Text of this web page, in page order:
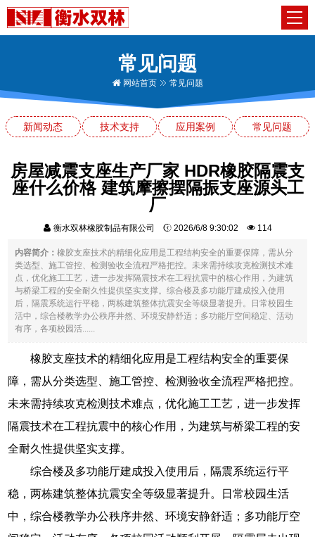
常见问题
网站首页 常见问题
新闻动态 技术支持 应用案例 常见问题
房屋减震支座生产厂家 HDR橡胶隔震支
座什么价格 建筑摩擦摆隔振支座源头工
厂
衡水双林橡胶制品有限公司 2026/6/8 9:30:02 114
内容简介：橡胶支座技术的精细化应用是工程结构安全的重要保障，需从分
类选型、施工管控、检测验收全流程严格把控。未来需持续攻克检测技术难
点，优化施工工艺，进一步发挥隔震技术在工程抗震中的核心作用，为建筑
与桥梁工程的安全耐久性提供坚实支撑。综合楼及多功能厅建成投入使用
后，隔震系统运行平稳，两栋建筑整体抗震安全等级显著提升。日常校园生
活中，综合楼教学办公秩序井然、环境安静舒适；多功能厅空间稳定、活动
有序，各项校园活......
橡胶支座技术的精细化应用是工程结构安全的重要保
障，需从分类选型、施工管控、检测验收全流程严格把控。
未来需持续攻克检测技术难点，优化施工工艺，进一步发挥
隔震技术在工程抗震中的核心作用，为建筑与桥梁工程的安
全耐久性提供坚实支撑。
综合楼及多功能厅建成投入使用后，隔震系统运行平
稳，两栋建筑整体抗震安全等级显著提升。日常校园生活
中，综合楼教学办公秩序井然、环境安静舒适；多功能厅空